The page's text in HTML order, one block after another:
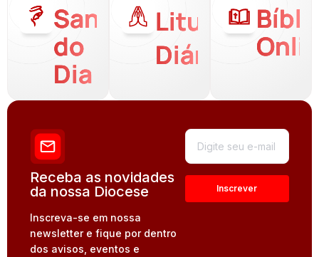
Santo
do
Dia
Liturgia
Diária
Receba as novidades
da nossa Diocese
Inscreva-se em nossa
newsletter e fique por dentro
dos avisos, eventos e